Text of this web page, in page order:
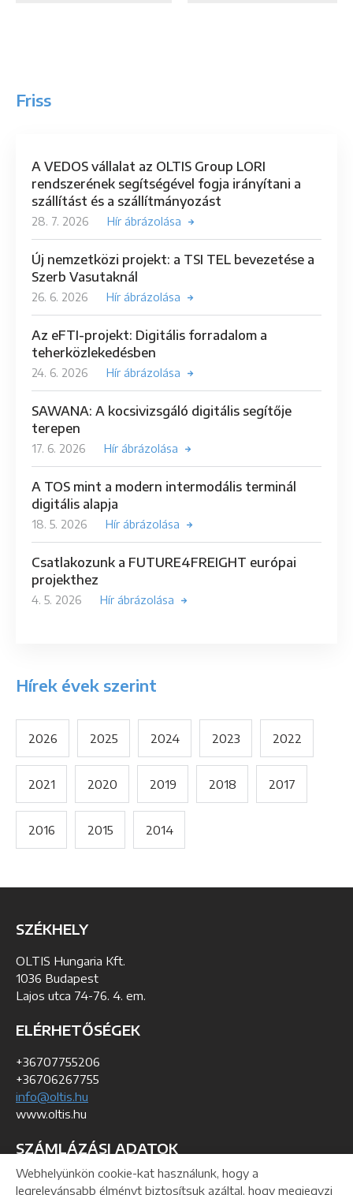
Friss
A VEDOS vállalat az OLTIS Group LORI
rendszerének segítségével fogja irányítani a
szállítást és a szállítmányozást
28. 7. 2026 Hír ábrázolása
Új nemzetközi projekt: a TSI TEL bevezetése a
Szerb Vasutaknál
26. 6. 2026 Hír ábrázolása
Az eFTI-projekt: Digitális forradalom a
teherközlekedésben
24. 6. 2026 Hír ábrázolása
SAWANA: A kocsivizsgáló digitális segítője
terepen
17. 6. 2026 Hír ábrázolása
A TOS mint a modern intermodális terminál
digitális alapja
18. 5. 2026 Hír ábrázolása
Csatlakozunk a FUTURE4FREIGHT európai
projekthez
4. 5. 2026 Hír ábrázolása
Hírek évek szerint
2026 2025 2024 2023 2022
2021 2020 2019 2018 2017
2016 2015 2014
SZÉKHELY
OLTIS Hungaria Kft.
1036 Budapest
Lajos utca 74-76. 4. em.
ELÉRHETŐSÉGEK
+36707755206
+36706267755
info@oltis.hu
www.oltis.hu
SZÁMLÁZÁSI ADATOK
KSH szám: 01-09-193368
Webhelyünkön cookie-kat használunk, hogy a
legrelevánsabb élményt biztosítsuk azáltal, hogy megjegyzi